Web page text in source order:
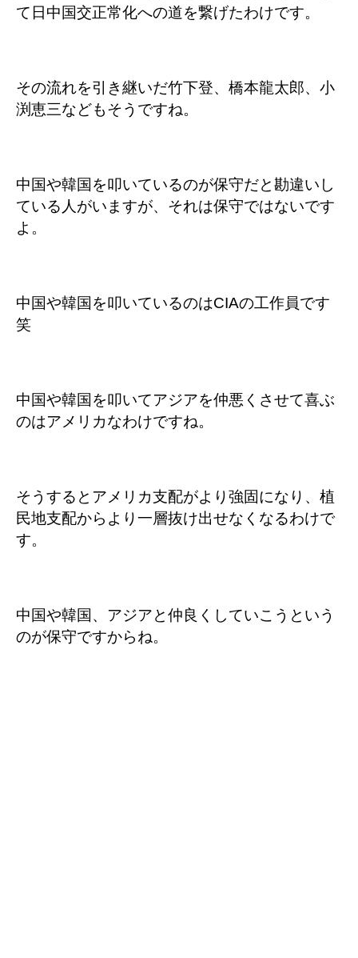
て日中国交正常化への道を繋げたわけです。
その流れを引き継いだ竹下登、橋本龍太郎、小
渕恵三などもそうですね。
中国や韓国を叩いているのが保守だと勘違いし
ている人がいますが、それは保守ではないです
よ。
中国や韓国を叩いているのはCIAの工作員です
笑
中国や韓国を叩いてアジアを仲悪くさせて喜ぶ
のはアメリカなわけですね。
そうするとアメリカ支配がより強固になり、植
民地支配からより一層抜け出せなくなるわけで
す。
中国や韓国、アジアと仲良くしていこうという
のが保守ですからね。